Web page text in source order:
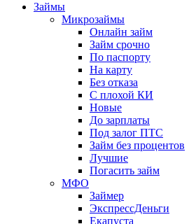
Займы
Микрозаймы
Онлайн займ
Займ срочно
По паспорту
На карту
Без отказа
С плохой КИ
Новые
До зарплаты
Под залог ПТС
Займ без процентов
Лучшие
Погасить займ
МФО
Займер
ЭкспрессДеньги
Екапуста